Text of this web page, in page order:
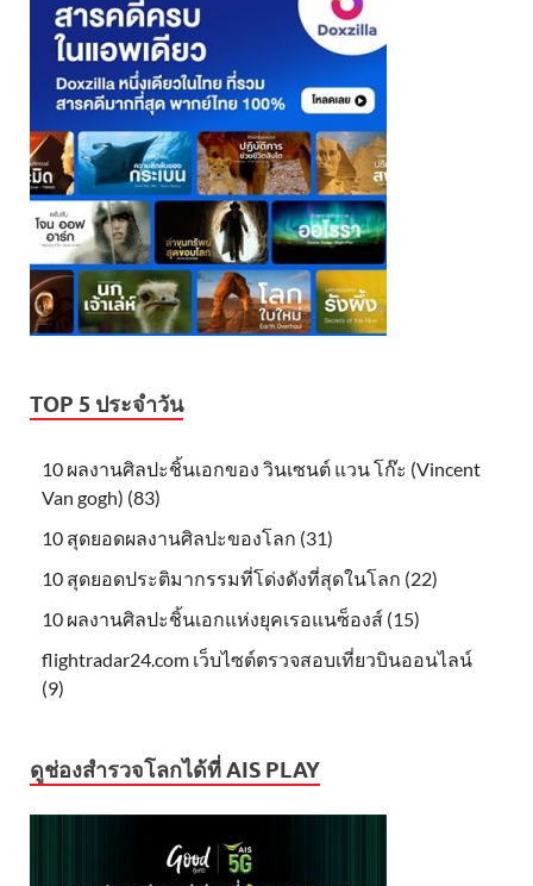
TOP 5 ประจำวัน
10 ผลงานศิลปะชิ้นเอกของ วินเซนต์ แวน โก๊ะ (Vincent
Van gogh) (83)
10 สุดยอดผลงานศิลปะของโลก (31)
10 สุดยอดประติมากรรมที่โด่งดังที่สุดในโลก (22)
10 ผลงานศิลปะชิ้นเอกแห่งยุคเรอแนซ็องส์ (15)
flightradar24.com เว็บไซต์ตรวจสอบเที่ยวบินออนไลน์
(9)
ดูช่องสำรวจโลกได้ที่ AIS PLAY